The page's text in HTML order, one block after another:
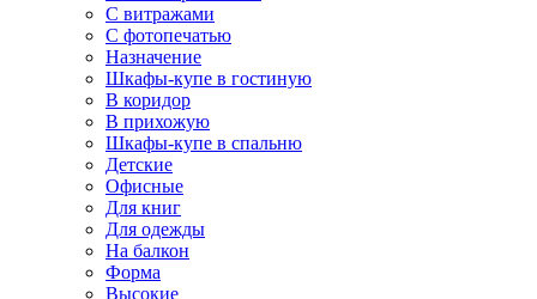
С витражами
С фотопечатью
Назначение
Шкафы-купе в гостиную
В коридор
В прихожую
Шкафы-купе в спальню
Детские
Офисные
Для книг
Для одежды
На балкон
Форма
Высокие